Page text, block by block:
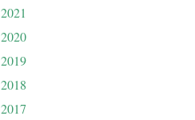
2021
2020
2019
2018
2017